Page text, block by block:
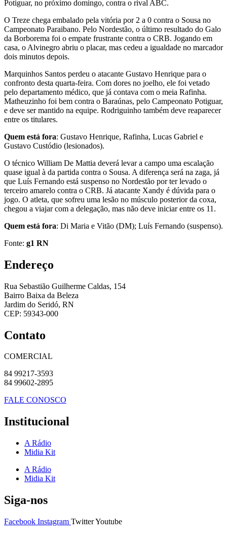
Potiguar, no próximo domingo, contra o rival ABC.
O Treze chega embalado pela vitória por 2 a 0 contra o Sousa no
Campeonato Paraibano. Pelo Nordestão, o último resultado do Galo
da Borborema foi o empate frustrante contra o CRB. Jogando em
casa, o Alvinegro abriu o placar, mas cedeu a igualdade no marcador
dois minutos depois.
Marquinhos Santos perdeu o atacante Gustavo Henrique para o
confronto desta quarta-feira. Com dores no joelho, ele foi vetado
pelo departamento médico, que já contava com o meia Rafinha.
Matheuzinho foi bem contra o Baraúnas, pelo Campeonato Potiguar,
e deve ser mantido na equipe. Rodriguinho também deve reaparecer
entre os titulares.
Quem está fora: Gustavo Henrique, Rafinha, Lucas Gabriel e
Gustavo Custódio (lesionados).
O técnico William De Mattia deverá levar a campo uma escalação
quase igual à da partida contra o Sousa. A diferença será na zaga, já
que Luís Fernando está suspenso no Nordestão por ter levado o
terceiro amarelo contra o CRB. Já atacante Xandy é dúvida para o
jogo. O atleta, que sofreu uma lesão no músculo posterior da coxa,
chegou a viajar com a delegação, mas não deve iniciar entre os 11.
Quem está fora: Di Maria e Vitão (DM); Luís Fernando (suspenso).
Fonte: g1 RN
Endereço
Rua Sebastião Guilherme Caldas, 154
Bairro Baixa da Beleza
Jardim do Seridó, RN
CEP: 59343-000
Contato
COMERCIAL
84 99217-3593
84 99602-2895
FALE CONOSCO
Institucional
A Rádio
Midia Kit
A Rádio
Midia Kit
Siga-nos
Facebook Instagram TwitterYoutube